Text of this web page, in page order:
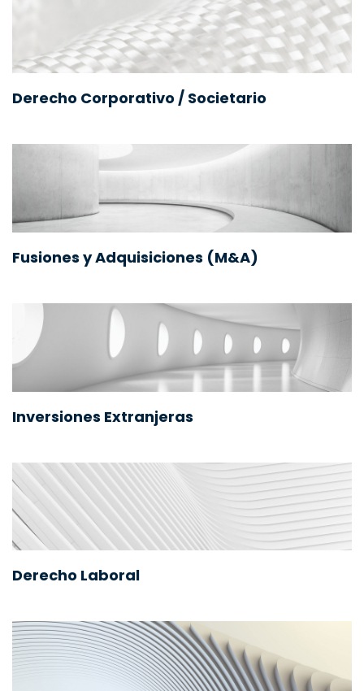
Derecho Corporativo / Societario
Fusiones y Adquisiciones (M&A)
Inversiones Extranjeras
Derecho Laboral